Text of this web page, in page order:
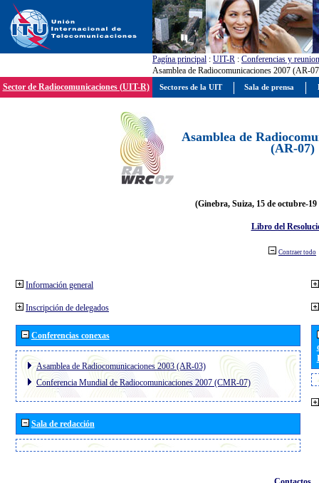
Pagína principal : UIT-R : Conferencias y
Asamblea de Radiocomunicaciones 2007 (AR-
Sector de Radiocomunicaciones (UIT-R)
Asamblea de
(AR-07)
(Ginebra, Suiza, 15 de octubre-19
Libro del
Contraer todo
Información general
Inscripción de delegados
Conferencias conexas
Asamblea de Radiocomunicaciones 2003 (AR-03)
Conferencia Mundial de Radiocomunicaciones 2007 (CMR-07)
Sala de redacción
Sectores de la UIT Sala de prensa